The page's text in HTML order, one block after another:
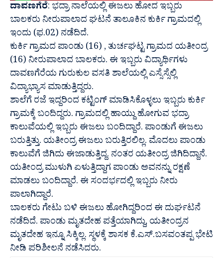
ದಾವಣಗೆರೆ: ಭದ್ರಾ ನಾಲೆಯಲ್ಲಿ ಈಜಲು ಹೋದ ಇಬ್ಬರು
ಬಾಲಕರು ನೀರುಪಾಲಾದ ಘಟನೆ ತಾಲೂಕಿನ ಕುರ್ಕಿ ಗ್ರಾಮದಲ್ಲಿ
ಇಂದು (ಫ.02) ನಡೆದಿದೆ.
ಕುರ್ಕಿ ಗ್ರಾಮದ ಪಾಂಡು (16) , ತುರ್ಚಘಟ್ಟ ಗ್ರಾಮದ ಯತೀಂದ್ರ
(16) ನೀರುಪಾಲಾದ ಬಾಲಕರು. ಈ ಇಬ್ಬರು ವಿದ್ಯಾರ್ಥಿಗಳು
ದಾವಣಗೆರೆಯ ಗುರುಕುಲ ವಸತಿ ಶಾಲೆಯಲ್ಲಿ ಎಸ್ಸೆಸ್ಸೆಲ್ಲಿ
ವಿದ್ಯಾಭ್ಯಾಸ ಮಾಡುತ್ತಿದ್ದರು.
ಶಾಲೆಗೆ ರಜೆ ಇದ್ದರಿಂದ ಕಟ್ಟಿಂಗ್ ಮಾಡಿಸಿಕೊಳ್ಳಲು ಇಬ್ಬರು ಕುರ್ಕಿ
ಗ್ರಾಮಕ್ಕೆ ಬಂದಿದ್ದರು. ಗ್ರಾಮದಲ್ಲಿ ಹಾಯ್ದು ಹೋಗುವ ಭದ್ರಾ
ಕಾಲುವೆಯಲ್ಲಿ ಇಬ್ಬರು ಈಜಲು ಬಂದಿದ್ದಾರೆ. ಪಾಂಡುಗೆ ಈಜಲು
ಬರುತ್ತಿತ್ತು. ಯತೀಂದ್ರ ಈಜಲು ಬರುತ್ತಿರಲಿಲ್ಲ. ಮೊದಲು ಪಾಂಡು
ಕಾಲುವೆಗೆ ಜಿಗಿದು ಈಜಾಡುತ್ತಿದ್ದ. ನಂತರ ಯತೀಂದ್ರ ಜಿಗಿದಿದ್ದಾನೆ.
ಯತೀಂದ್ರ ಮುಳುಗಿ ಏಳುತ್ತಿದ್ದಾಗ ಪಾಂಡು ಅವನನ್ನು ರಕ್ಷಣೆ
ಮಾಡಲು ಬಂದಿದ್ದಾರೆ‌. ಈ ಸಂದರ್ಭದಲ್ಲಿ ಇಬ್ಬರು ನೀರು
ಪಾಲಾಗಿದ್ದಾರೆ.
ಬಾಲಕರು ಗೇಟು ಬಳಿ ಈಜಲು ಹೋಗಿದ್ದರಿಂದ ಈ ದುರ್ಘಟನೆ
ನಡೆದಿದೆ. ಪಾಂಡು ಮೃತದೇಹ ಪತ್ತೆಯಾಗಿದ್ದು, ಯತೀಂದ್ರನ
ಮೃತದೇಹ ಇನ್ನೂ ಸಿಕ್ಕಿಲ್ಲ. ಸ್ಥಳಕ್ಕೆ ಶಾಸಕ ಕೆ.ಎಸ್.ಬಸವಂತಪ್ಪ ಭೇಟಿ
ನೀಡಿ ಪರಿಶೀಲನೆ ನಡೆಸಿದರು.